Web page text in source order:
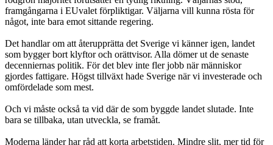
framgångarna i EUvalet förpliktigar. Väljarna vill kunna rösta för
något, inte bara emot sittande regering.
Det handlar om att återupprätta det Sverige vi känner igen, landet
som bygger bort klyftor och orättvisor. Alla dömer ut de senaste
decenniernas politik. För det blev inte fler jobb när människor
gjordes fattigare. Högst tillväxt hade Sverige när vi investerade och
omfördelade som mest.
Och vi måste också ta vid där de som byggde landet slutade. Inte
bara se tillbaka, utan utveckla, se framåt.
Moderna länder har råd att korta arbetstiden. Mindre slit, mer tid för